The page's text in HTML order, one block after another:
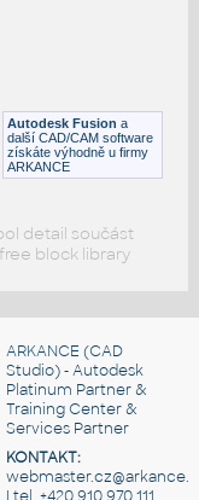
Autodesk Fusion a
další CAD/CAM software
získáte výhodně u firmy
ARKANCE
detail součást
block library
ARKANCE (CAD
Studio) - Autodesk
Platinum Partner &
Training Center &
Services Partner
KONTAKT: